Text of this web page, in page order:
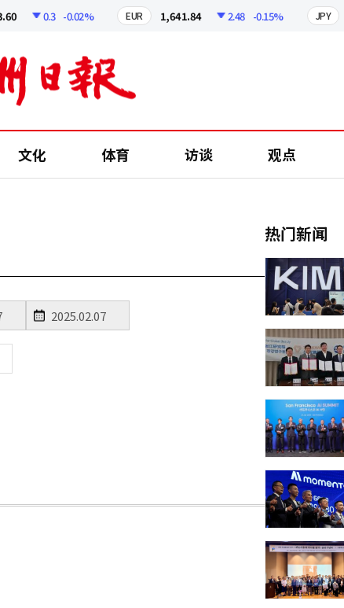
0.3 -0.02% EUR 1,641.84 2.48 -0.15% JPY
文化 体育 访谈 观点
热门新闻